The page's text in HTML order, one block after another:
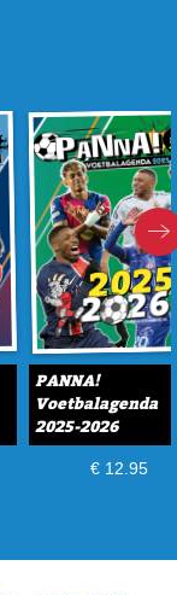
PANNA!
Voetbalagenda
2025-2026
€ 12.95